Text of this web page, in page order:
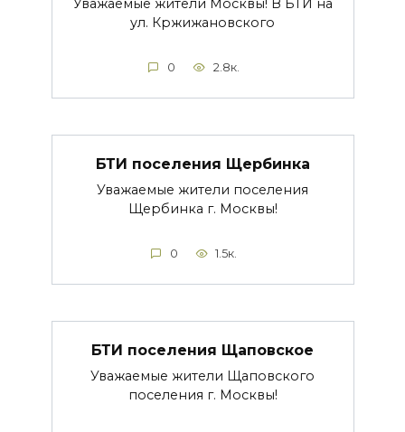
Уважаемые жители Москвы! В БТИ на
ул. Кржижановского
0 2.8к.
БТИ поселения Щербинка
Уважаемые жители поселения
Щербинка г. Москвы!
0 1.5к.
БТИ поселения Щаповское
Уважаемые жители Щаповского
поселения г. Москвы!